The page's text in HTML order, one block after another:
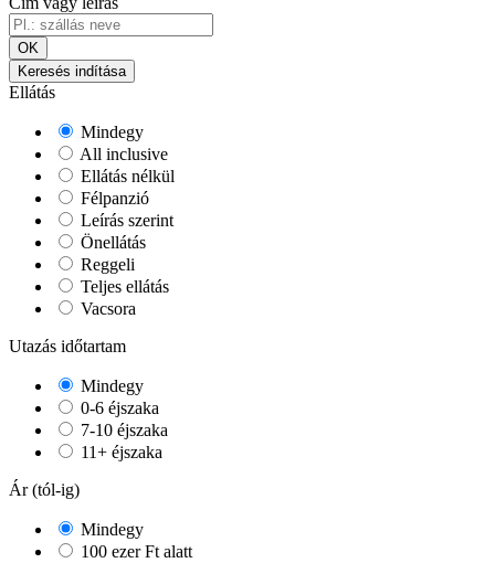
OK
Keresés indítása
Ellátás
Mindegy
All inclusive
Ellátás nélkül
Félpanzió
Leírás szerint
Önellátás
Reggeli
Teljes ellátás
Vacsora
Utazás időtartam
Mindegy
0-6 éjszaka
7-10 éjszaka
11+ éjszaka
Ár (tól-ig)
Mindegy
100 ezer Ft alatt